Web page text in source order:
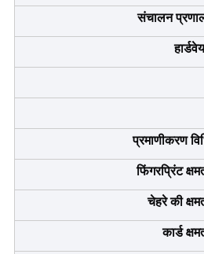
संचालन
प्रमाणीकरण
फिंगरप्रिंट
चेहरे की
कार्ड